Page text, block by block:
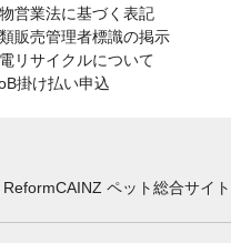
営業法に基づく表記
販売管理者標識の掲示
リサイクルについて
掛け払い申込
CAINZ ペット総合サイト